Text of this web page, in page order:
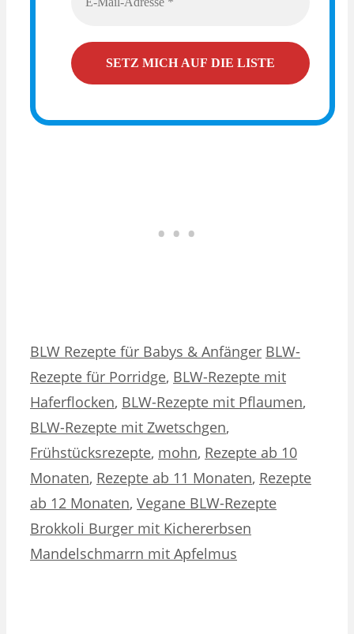
Kategorien
BLW Rezepte für Babys & Anfänger Schlagwörter
BLW-
Rezepte für Porridge, BLW-Rezepte mit
Haferflocken, BLW-Rezepte mit Pflaumen,
BLW-Rezepte mit Zwetschgen,
Frühstücksrezepte, mohn, Rezepte ab 10
Monaten, Rezepte ab 11 Monaten, Rezepte
ab 12 Monaten, Vegane BLW-Rezepte
Brokkoli Burger mit Kichererbsen
Mandelschmarrn mit Apfelmus